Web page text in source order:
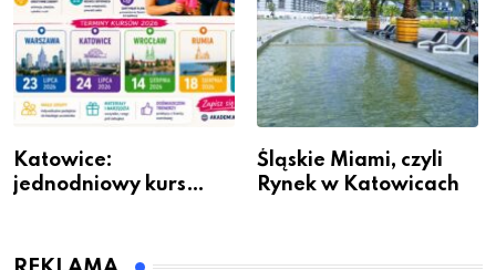
Katowice:
jednodniowy kurs
dzieci
Śląskie Miami, czyli
Rynek w Katowicach